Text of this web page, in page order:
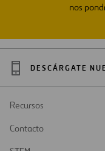
nos
DESCÁRGATE
Recursos
Contacto